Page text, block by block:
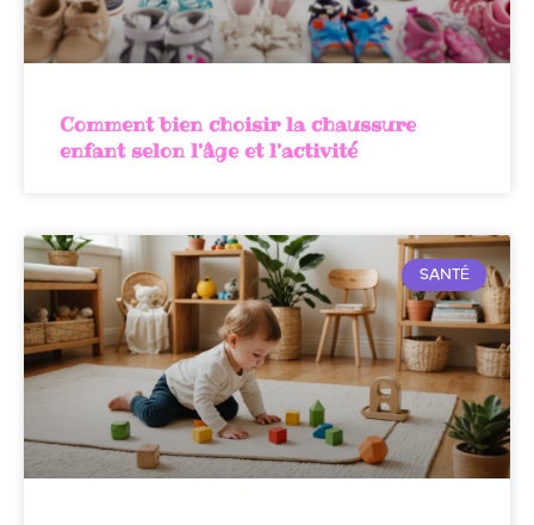
Comment bien choisir la chaussure
enfant selon l’âge et l’activité
SANTÉ